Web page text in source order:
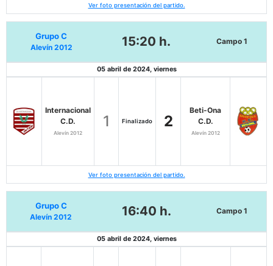
Ver foto presentación del partido.
Grupo C
Alevín 2012 15:20 h. Campo 1
05 abril de 2024, viernes
Internacional
C.D.
Alevín 2012
1 Finalizado 2
Beti-Ona
C.D.
Alevín 2012
Ver foto presentación del partido.
Grupo C
Alevín 2012 16:40 h. Campo 1
05 abril de 2024, viernes